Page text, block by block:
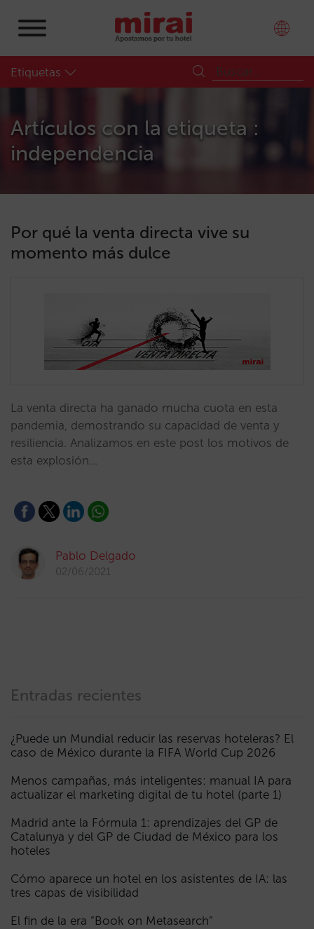
Etiquetas
Artículos con la etiqueta :
independencia
Por qué la venta directa vive su
momento más dulce
La venta directa ha ganado mucha cuota en esta
pandemia, demostrando su capacidad de venta y
resiliencia. Analizamos en este post los motivos de
esta explosión…
Pablo Delgado
02/06/2021
Entradas recientes
¿Puede un Mundial reducir las reservas hoteleras? El
caso de México durante la FIFA World Cup 2026
Menos campañas, más inteligentes: manual IA para
actualizar el marketing digital de tu hotel (parte 1)
Madrid ante la Fórmula 1: aprendizajes del GP de
Catalunya y del GP de Ciudad de México para los
hoteles
Cómo aparece un hotel en los asistentes de IA: las
tres capas de visibilidad
El fin de la era “Book on Metasearch”